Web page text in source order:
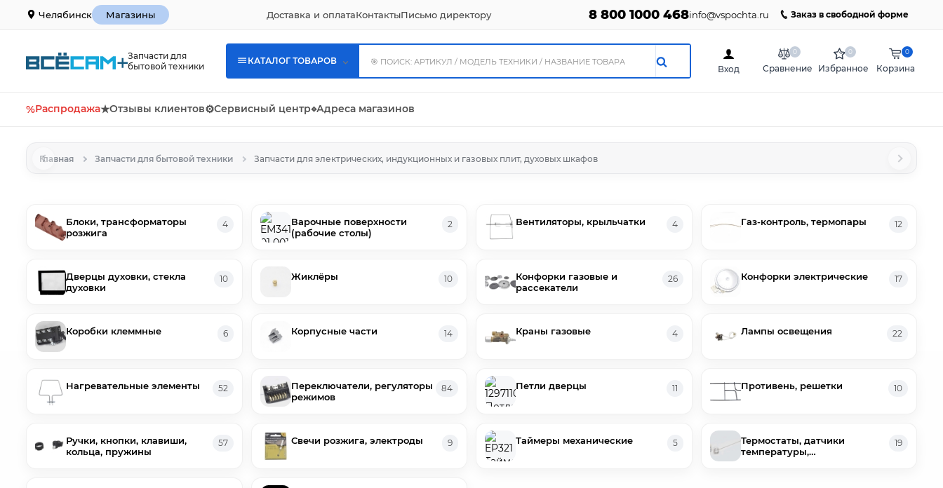
Челябинск Магазины Доставка и оплатаКонтактыПисьмо директору 8 800 1000 468info@vspochta.ru Заказ в свободной форме
Запчасти для
бытовой техники
КАТАЛОГ ТОВАРОВ
Вход Сравнение
0
Избранное
0
Корзина
0
%Распродажа★Отзывы клиентов⚙Сервисный центр⌖Адреса магазинов
Главная Запчасти для бытовой техники Запчасти для электрических, индукционных и газовых плит, духовых шкафов
Блоки, трансформаторы
розжига
4
Варочные поверхности
(рабочие столы)
2 Вентиляторы, крыльчатки 4 Газ-контроль, термопары 12
Дверцы духовки, стекла
духовки
10 Жиклёры 10
Конфорки газовые и
рассекатели
26 Конфорки электрические 17
Коробки клеммные 6 Корпусные части 14 Краны газовые 4 Лампы освещения 22
Нагревательные элементы 52
Переключатели, регуляторы
режимов
84 Петли дверцы 11 Противень, решетки 10
Ручки, кнопки, клавиши,
кольца, пружины
57 Свечи розжига, электроды 9 Таймеры механические 5
Термостаты, датчики
температуры,
19